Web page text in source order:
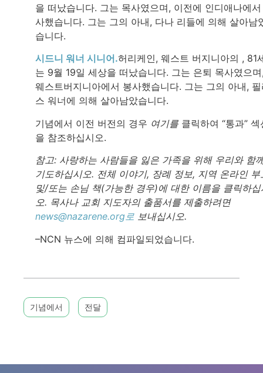
을 떠났습니다. 그는 목사였으며, 이전에 인디애나에
사했습니다. 그는 그의 아내, 다나 리들에 의해 살아남
습니다.
시드니 워너 시니어.허리케인, 웨스트 버지니아의 , 81
는 9월 19일 세상을 떠났습니다. 그는 은퇴 목사였으
웨스트버지니아에서 봉사했습니다. 그는 그의 아내,
스 워너에 의해 살아남았습니다.
기념에서 이전 버전의 경우 여기를 클릭하여 “통과” 섹
을 참조하십시오.
참고: 사랑하는 사람들을 잃은 가족을 위해 우리와 함
기도하십시오. 전체 이야기, 장례 정보, 지역 온라인 부
및/또는 손님 책(가능한 경우)에 대한 이름을 클릭하십
오. 목사나 교회 지도자의 출품서를 제출하려면
news@nazarene.org로 보내십시오.
–NCN 뉴스에 의해 컴파일되었습니다.
기념에서 전달